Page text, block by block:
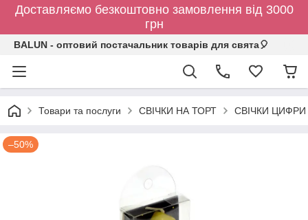
Доставляємо безкоштовно замовлення від 3000
грн
BALUN - оптовий постачальник товарів для свята🎈
Товари та послуги СВІЧКИ НА ТОРТ СВІЧКИ ЦИФРИ
–50%